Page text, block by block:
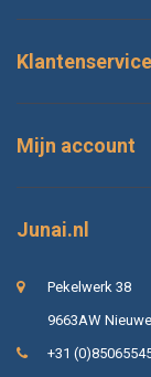
Klantenservice
Mijn account
Junai.nl
Pekelwerk 38
9663AW
+31